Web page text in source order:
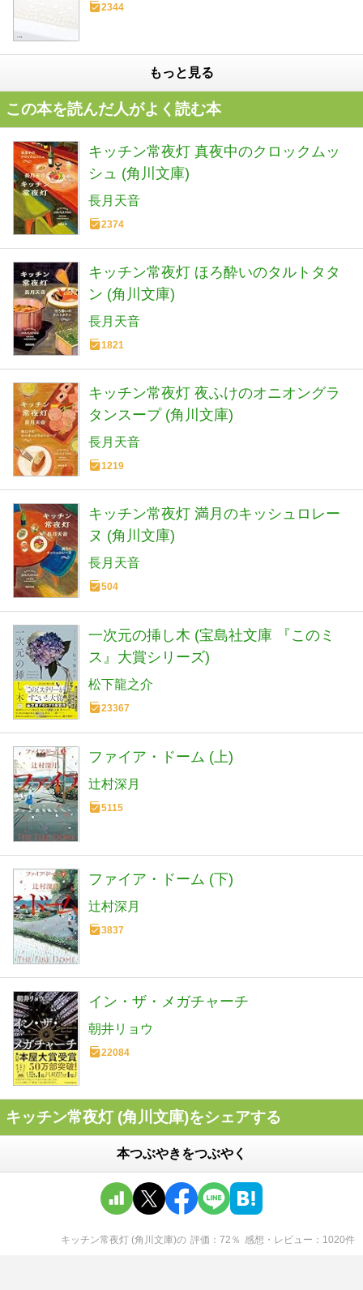
2344
もっと見る
この本を読んだ人がよく読む本
キッチン常夜灯 真夜中のクロックムッ
シュ (角川文庫)
長月天音
2374
キッチン常夜灯 ほろ酔いのタルトタタ
ン (角川文庫)
長月天音
1821
キッチン常夜灯 夜ふけのオニオングラ
タンスープ (角川文庫)
長月天音
1219
キッチン常夜灯 満月のキッシュロレー
ヌ (角川文庫)
長月天音
504
一次元の挿し木 (宝島社文庫 『このミ
ス』大賞シリーズ)
松下龍之介
23367
ファイア・ドーム (上)
辻村深月
5115
ファイア・ドーム (下)
辻村深月
3837
イン・ザ・メガチャーチ
朝井リョウ
22084
キッチン常夜灯 (角川文庫)をシェアする
本つぶやきをつぶやく
キッチン常夜灯 (角川文庫)の 評価 72 ％ 感想・レビュー 1020件